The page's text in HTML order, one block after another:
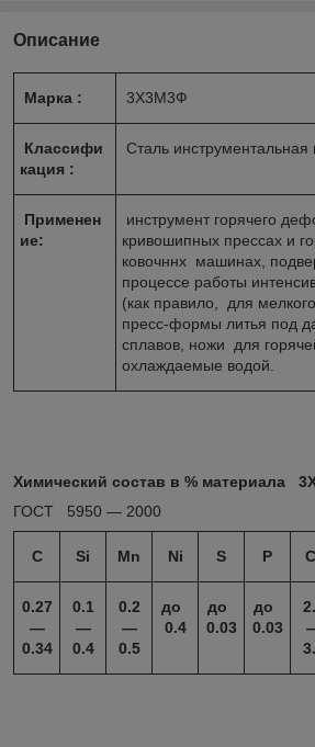
Описание
Марка : 3Х3М3Ф
Классифи
кация :
Сталь
Применен
ие:
инструмент горячего
кривошипных прессах и
ковочннх машинах,
процессе работы
(как правило, для
пресс-формы литья под
сплавов, ножи для
охлаждаемые водой.
Химический состав в % материала
ГОСТ 5950 ― 2000
C Si Mn Ni S P
0.27
―
0.34
0.1
―
0.4
0.2
―
0.5
до
0.4
до
0.03
до
0.03